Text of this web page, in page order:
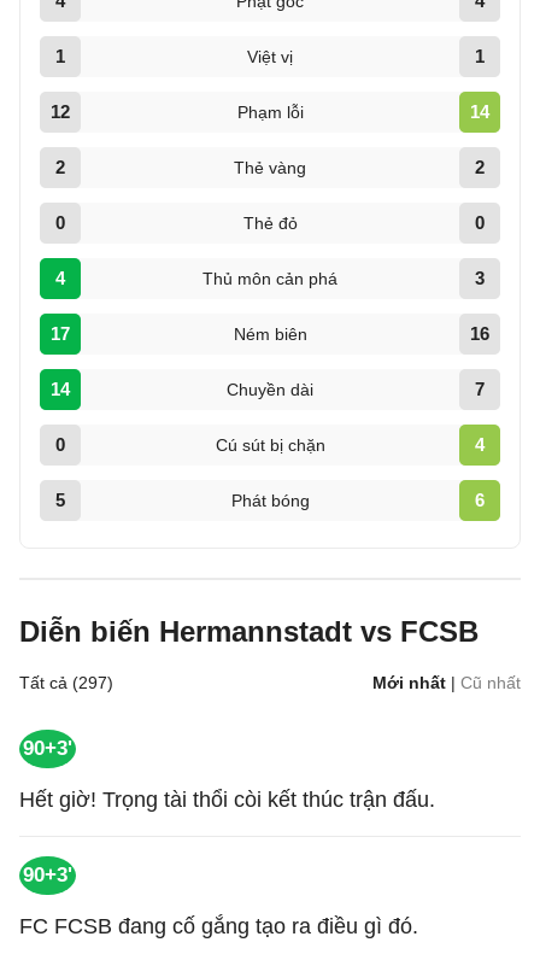
1 Việt vị 1
12 Phạm lỗi 14
2 Thẻ vàng 2
0 Thẻ đỏ 0
4 Thủ môn cản phá 3
17 Ném biên 16
14 Chuyền dài 7
0 Cú sút bị chặn 4
5 Phát bóng 6
Diễn biến Hermannstadt vs FCSB
Tất cả (297) Mới nhất | Cũ nhất
90+3'
Hết giờ! Trọng tài thổi còi kết thúc trận đấu.
90+3'
FC FCSB đang cố gắng tạo ra điều gì đó.